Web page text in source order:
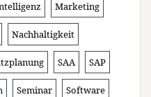
Marketing
Nachhaltigkeit
SAA SAP
Seminar Software